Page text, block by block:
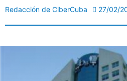
Redacción de CiberCuba 27/02/